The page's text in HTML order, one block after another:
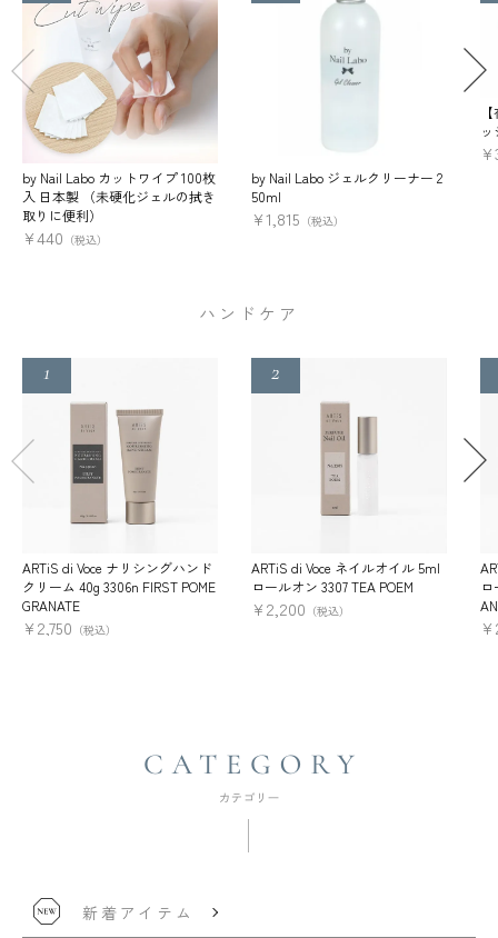
by Nail Labo カットワイプ 100枚
入 日本製 （未硬化ジェルの拭き
取りに便利）
¥440 （税込）
by Nail Labo ジェルクリーナー 2
50ml
¥1,815 （税込）
¥
ハンドケア
ARTiS di Voce ナリシングハンド
クリーム 40g 3306n FIRST POME
GRANATE
¥2,750 （税込）
ARTiS di Voce ネイルオイル 5ml
ロールオン 3307 TEA POEM
¥2,200 （税込）
¥
新着アイテム